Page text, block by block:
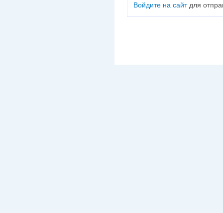
Войдите на сайтдля